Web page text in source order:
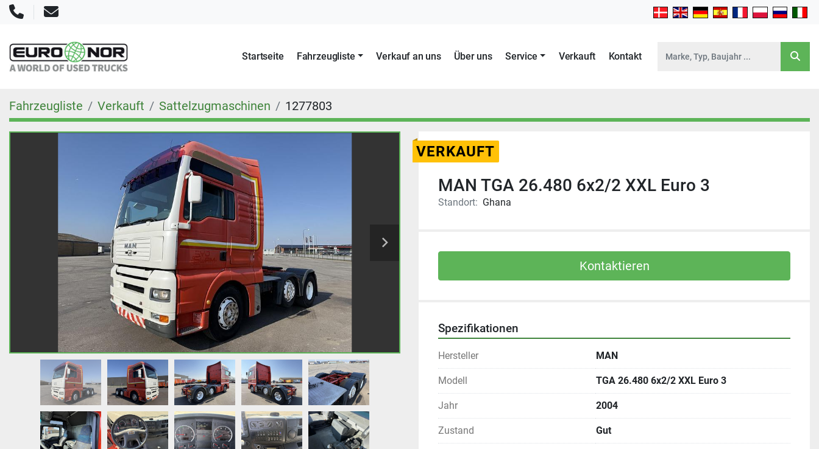
TelefonE-Mail
Startseite Fahrzeugliste Verkauft
Verkauf an uns Über uns Service Kontakt
Fahrzeugliste Verkauft Sattelzugmaschinen 1277803
VERKAUFT
MAN TGA 26.480 6x2/2 XXL Euro 3
Standort: Ghana
Kontaktieren
Spezifikationen
Hersteller MAN
Modell TGA 26.480 6x2/2 XXL Euro 3
Jahr 2004
Zustand Gut